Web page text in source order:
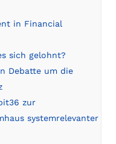
in Financial
sich gelohnt?
Debatte um die
zur
systemrelevanter